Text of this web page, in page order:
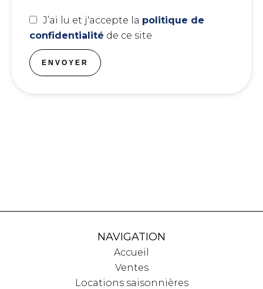
J’ai lu et j'accepte la politique de
confidentialité de ce site
ENVOYER
NAVIGATION
Accueil
Ventes
Locations saisonnières